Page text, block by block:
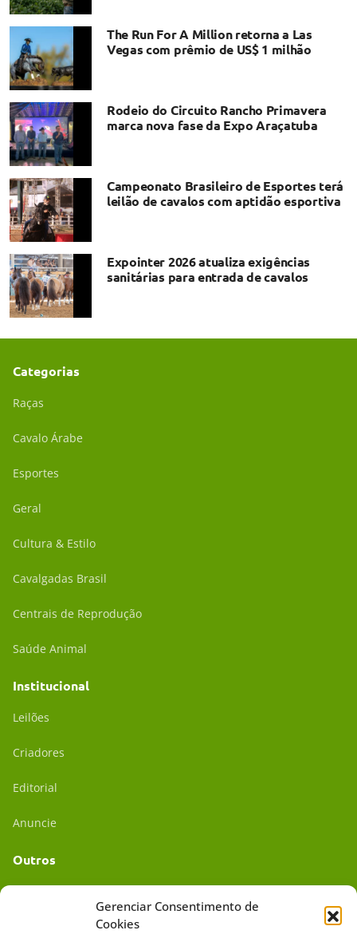
Gerenciar Consentimento de
Cookies
The Run For A Million retorna a Las
Vegas com prêmio de US$ 1 milhão
Rodeio do Circuito Rancho Primavera
marca nova fase da Expo Araçatuba
Campeonato Brasileiro de Esportes terá
leilão de cavalos com aptidão esportiva
Expointer 2026 atualiza exigências
sanitárias para entrada de cavalos
Categorias
Raças
Cavalo Árabe
Esportes
Geral
Cultura & Estilo
Cavalgadas Brasil
Centrais de Reprodução
Saúde Animal
Institucional
Leilões
Criadores
Editorial
Anuncie
Outros